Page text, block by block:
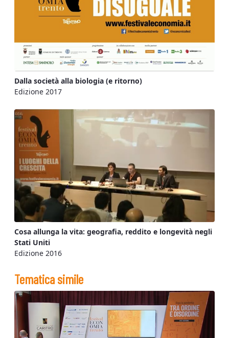
Dalla società alla biologia (e ritorno)
Edizione 2017
Cosa allunga la vita: geografia, reddito e longevità negli
Stati Uniti
Edizione 2016
Tematica simile